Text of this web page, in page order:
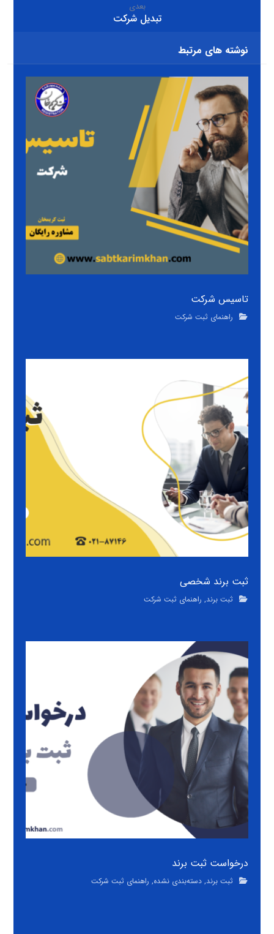
بعدی
تبدیل شرکت
نوشته های مرتبط
تاسیس شرکت
راهنمای ثبت شرکت
ثبت برند شخصی
ثبت برند, راهنمای ثبت شرکت
درخواست ثبت برند
ثبت برند,دسته‌بندی نشده, راهنمای ثبت شرکت